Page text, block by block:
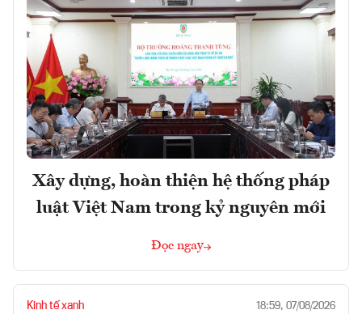
Xây dựng, hoàn thiện hệ thống pháp
luật Việt Nam trong kỷ nguyên mới
Đọc ngay
Kinh tế xanh 18:59, 07/08/2026